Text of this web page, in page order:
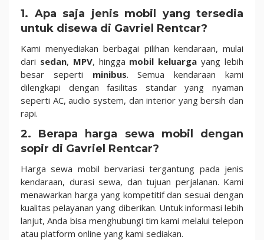
1. Apa saja jenis mobil yang tersedia
untuk disewa di Gavriel Rentcar?
Kami menyediakan berbagai pilihan kendaraan, mulai
dari sedan, MPV, hingga mobil keluarga yang lebih
besar seperti minibus. Semua kendaraan kami
dilengkapi dengan fasilitas standar yang nyaman
seperti AC, audio system, dan interior yang bersih dan
rapi.
2. Berapa harga sewa mobil dengan
sopir di Gavriel Rentcar?
Harga sewa mobil bervariasi tergantung pada jenis
kendaraan, durasi sewa, dan tujuan perjalanan. Kami
menawarkan harga yang kompetitif dan sesuai dengan
kualitas pelayanan yang diberikan. Untuk informasi lebih
lanjut, Anda bisa menghubungi tim kami melalui telepon
atau platform online yang kami sediakan.